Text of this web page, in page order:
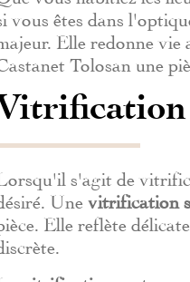
vous êtes dans
Elle redonne vie
Tolosan une
s'agit de
Une vitrification
Elle reflète